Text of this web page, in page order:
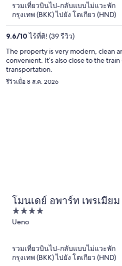
รวมเที่ยวบินไป-กลับแบบไม่แวะพัก
กรุงเทพ (BKK) ไปยัง โตเกียว (HND)
9.6/10ไร้ที่ติ! (39 รีวิว)
The property is very modern, clean
convenient. It’s also close to the
transportation.
รีวิวเมื่อ 8 ส.ค. 2026
โมนเดย์ อพาร์ท เพรเมี่ย
โอคาชิมาชิ
4
out
Ueno
รวมเที่ยวบินไป-กลับแบบไม่แวะพัก
กรุงเทพ (BKK) ไปยัง โตเกียว (HND)